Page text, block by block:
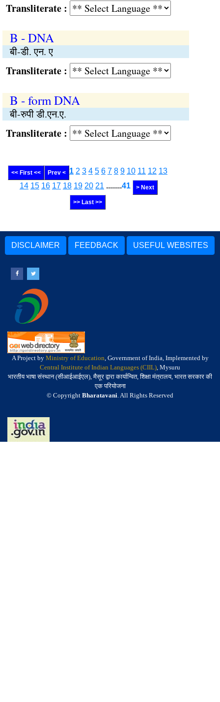
:
B - DNA
बी-डी. एन. ए
:
B - form DNA
बी-रुपी डी.एन.ए.
:
<< First << Prev < 1 2 3 4 5 6 7 8 9 10 11 12 13
14 15 16 17 18 19 20 21 ........41 > Next
>> Last >>
DISCLAIMER FEEDBACK USEFUL WEBSITES
A Project by Ministry of Education, Government of India, Implemented by
Central Institute of Indian Languages (CIIL), Mysuru
भारतीय भाषा संस्थान (सीआईआईएल), मैसूर द्वारा कार्यान्वित, शिक्षा मंत्रालय, भारत सरकार की
एक परियोजना
© Copyright Bharatavani. All Rights Reserved